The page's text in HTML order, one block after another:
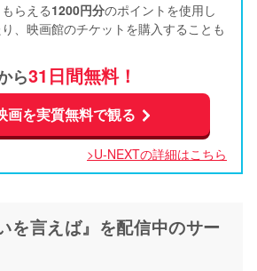
らえる1200円分のポイントを使用し
、映画館のチケットを購入することも
ら31日間無料！
画を実質無料で観る
>U-NEXTの詳細はこちら
を言えば』を配信中のサー